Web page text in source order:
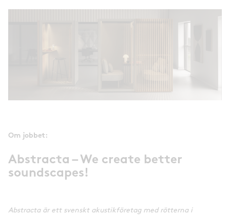
Om jobbet:
Abstracta – We create better
soundscapes!
Abstracta är ett svenskt akustikföretag med rötterna i